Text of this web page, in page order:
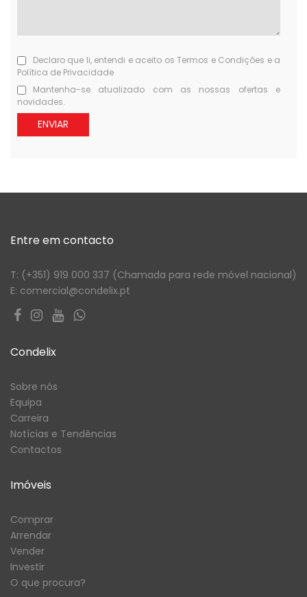
Declaro que li, entendi e aceito os Termos e Condições e a
Política de Privacidade
Mantenha-se atualizado com as nossas ofertas e
novidades.
ENVIAR
Entre em contacto
T: (+351) 919 000 337 (Chamada para rede móvel nacional)
E: comercial@condelix.pt
Condelix
Sobre nós
Equipa
Carreira
Notícias e Tendências
Contactos
Imóveis
Comprar
Arrendar
Vender
Investir
O que procura?